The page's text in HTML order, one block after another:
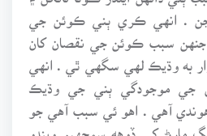
وڃن . انهي ڪري ٻني ڪوئن جي
جنهن سبب ڪوئن جي نقصان کان
به وڌيڪ لهي سگهي ٿي . انهي
جي موجودگي ٻني جي وڌيڪ
هوندي آهي . اهو ئي سبب آهي جو
مارڻ کي ڏوهه سمجهيو ويندو